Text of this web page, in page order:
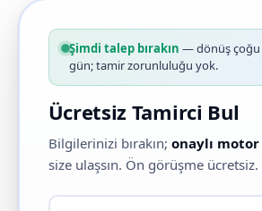
Şimdi talep bırakın — dönüş çoğu
gün; tamir zorunluluğu yok.
Ücretsiz Tamirci Bul
Bilgilerinizi bırakın; onaylı
size ulaşsın. Ön görüşme ücretsiz.